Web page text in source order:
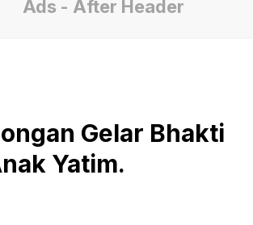
Ads - After Header
Gelar Bhakti
Yatim.